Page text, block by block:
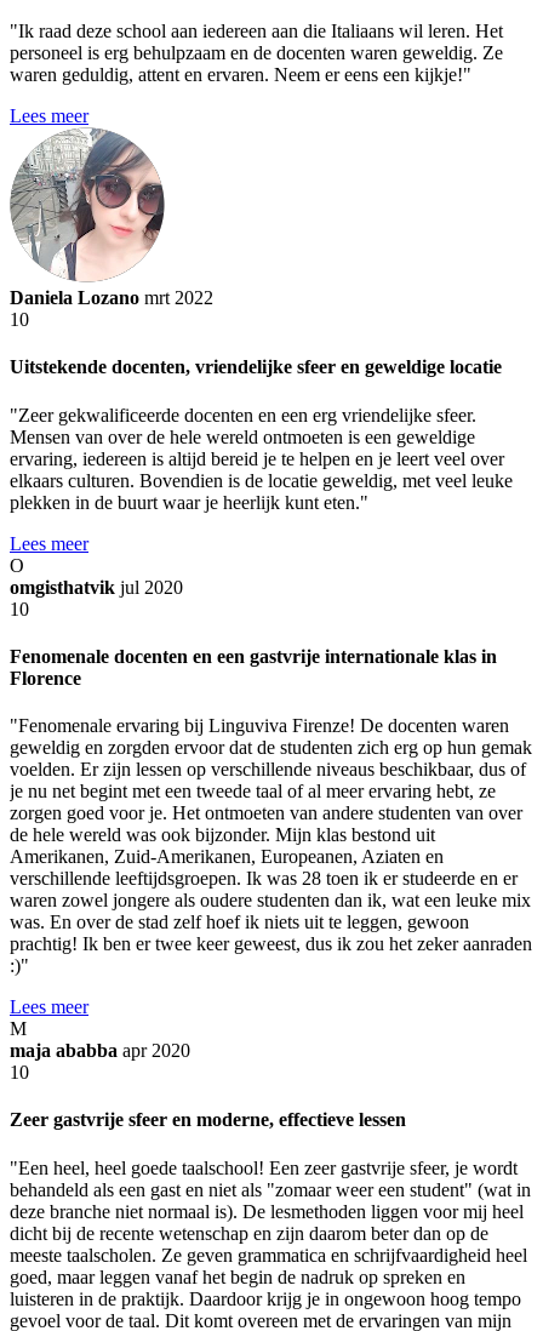
"Ik raad deze school aan iedereen aan die Italiaans wil leren. Het
personeel is erg behulpzaam en de docenten waren geweldig. Ze
waren geduldig, attent en ervaren. Neem er eens een kijkje!"
Lees meer
Daniela Lozano mrt 2022
10
Uitstekende docenten, vriendelijke sfeer en geweldige locatie
"Zeer gekwalificeerde docenten en een erg vriendelijke sfeer.
Mensen van over de hele wereld ontmoeten is een geweldige
ervaring, iedereen is altijd bereid je te helpen en je leert veel over
elkaars culturen. Bovendien is de locatie geweldig, met veel leuke
plekken in de buurt waar je heerlijk kunt eten."
Lees meer
O
omgisthatvik jul 2020
10
Fenomenale docenten en een gastvrije internationale klas in
Florence
"Fenomenale ervaring bij Linguviva Firenze! De docenten waren
geweldig en zorgden ervoor dat de studenten zich erg op hun gemak
voelden. Er zijn lessen op verschillende niveaus beschikbaar, dus of
je nu net begint met een tweede taal of al meer ervaring hebt, ze
zorgen goed voor je. Het ontmoeten van andere studenten van over
de hele wereld was ook bijzonder. Mijn klas bestond uit
Amerikanen, Zuid-Amerikanen, Europeanen, Aziaten en
verschillende leeftijdsgroepen. Ik was 28 toen ik er studeerde en er
waren zowel jongere als oudere studenten dan ik, wat een leuke mix
was. En over de stad zelf hoef ik niets uit te leggen, gewoon
prachtig! Ik ben er twee keer geweest, dus ik zou het zeker aanraden
:)"
Lees meer
M
maja ababba apr 2020
10
Zeer gastvrije sfeer en moderne, effectieve lessen
"Een heel, heel goede taalschool! Een zeer gastvrije sfeer, je wordt
behandeld als een gast en niet als "zomaar weer een student" (wat in
deze branche niet normaal is). De lesmethoden liggen voor mij heel
dicht bij de recente wetenschap en zijn daarom beter dan op de
meeste taalscholen. Ze geven grammatica en schrijfvaardigheid heel
goed, maar leggen vanaf het begin de nadruk op spreken en
luisteren in de praktijk. Daardoor krijg je in ongewoon hoog tempo
gevoel voor de taal. Dit komt overeen met de ervaringen van mijn